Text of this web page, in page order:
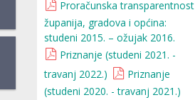
Proračunska transparentnost
županija, gradova i općina:
studeni 2015. – ožujak 2016.
Priznanje (studeni 2021. -
travanj 2022.)
Priznanje
(studeni 2020. - travanj 2021.)